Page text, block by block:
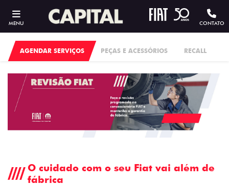
MENU CONTATO
AGENDAR SERVIÇOS PEÇAS E ACESSÓRIOS RECALL
O cuidado com o seu Fiat vai além de
fábrica